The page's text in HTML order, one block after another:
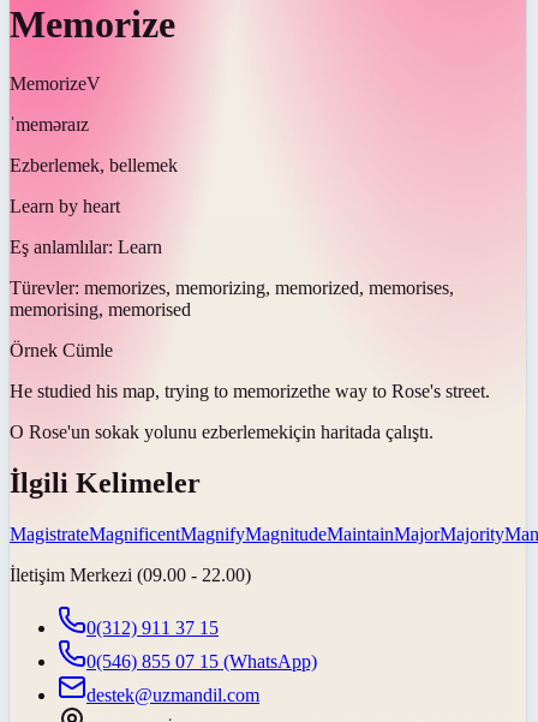
Memorize
MemorizeV
ˈmeməraɪz
Ezberlemek, bellemek
Learn by heart
Eş anlamlılar: Learn
Türevler: memorizes, memorizing, memorized, memorises,
memorising, memorised
Örnek Cümle
He studied his map, trying to memorizethe way to Rose's street.
O Rose'un sokak yolunu ezberlemekiçin haritada çalıştı.
İlgili Kelimeler
MagistrateMagnificentMagnifyMagnitudeMaintainMajorMajority
İletişim Merkezi (09.00 - 22.00)
0(312) 911 37 15
0(546) 855 07 15 (WhatsApp)
destek@uzmandil.com